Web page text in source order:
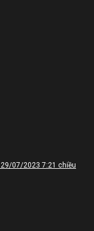
29/07/2023 7:21 chiều